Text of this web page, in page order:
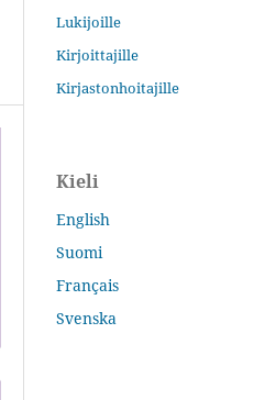
Lukijoille
Kirjoittajille
Kirjastonhoitajille
Kieli
English
Suomi
Français
Svenska